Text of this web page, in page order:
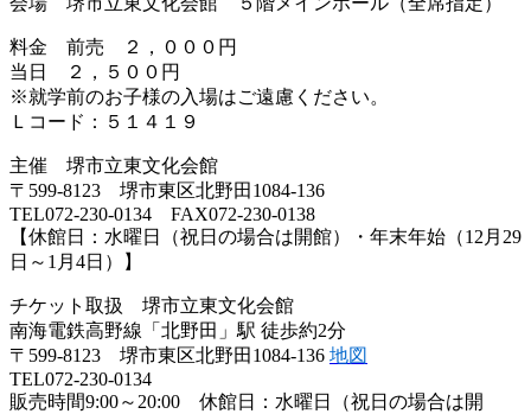
料金 前売 ２，０００円
当日 ２，５００円
※就学前のお子様の入場はご遠慮ください。
Ｌコード：５１４１９
主催 堺市立東文化会館
〒599-8123 堺市東区北野田1084-136
TEL072-230-0134 FAX072-230-0138
【休館日：水曜日（祝日の場合は開館）・年末年始（12月29
日～1月4日）】
チケット取扱 堺市立東文化会館
南海電鉄高野線「北野田」駅 徒歩約2分
〒599-8123 堺市東区北野田1084-136 地図
TEL072-230-0134
販売時間9:00～20:00 休館日：水曜日（祝日の場合は開